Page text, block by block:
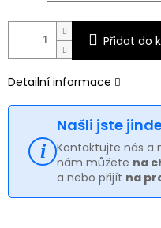
Přidat do
Detailní informace
Našli jste
Kontaktujte nás a
nám můžete na
a nebo přijít na